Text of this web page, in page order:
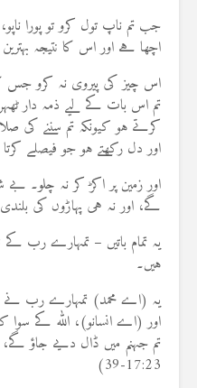
جب تم ناپ تول کرو تو پورا
اچھا ہے اور اس کا نتیجہ
اس چیز کی پیروی نہ کرو جس
تم اس بات کے لیے ذمہ دار
کرتے ہو کیونکہ تم سننے کی
اور دل رکھتے ہو جو فیصلے
اور زمین پر اکڑ کر نہ چلو۔
گے، اور نہ ہی پہاڑوں کی
یہ تمام باتیں – تمہارے رب کے
ہیں۔
یہ (اے محمد) تمہارے رب نے
اور (اے انسانو)، اللہ کے سوا
تم جہنم میں ڈال دیے جاؤ گے،
17:23-39)